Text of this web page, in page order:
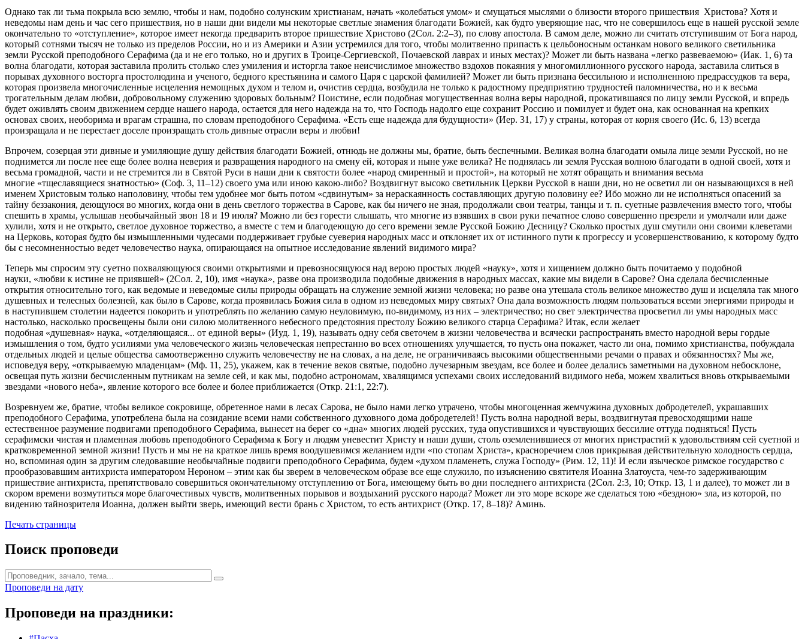
Однако так ли тьма покрыла всю землю, чтобы и нам, подобно солунским христианам, начать «колебаться умом» и смущаться мыслями о близости второго пришествия Христова? Хотя и
неведомы нам день и час сего пришествия, но в наши дни видели мы некоторые светлые знамения благодати Божией, как будто уверяющие нас, что не совершилось еще в нашей русской земле
окончательно то «отступление», которое имеет некогда предварить второе пришествие Христово (2Сол. 2:2–3), по слову апостола. В самом деле, можно ли считать отступившим от Бога народ,
который сотнями тысяч не только из пределов России, но и из Америки и Азии устремился для того, чтобы молитвенно припасть к цельбоносным останкам нового великого светильника
земли Русской преподобного Серафима (да и не его только, но и других в Троице-Сергиевской, Почаевской лаврах и иных местах)? Может ли быть названа «легко развеваемою» (Иак. 1, 6) та
волна благодати, которая заставила пролить столько слез умиления и исторгла такое неисчислимое множество вздохов покаяния у многомиллионного русского народа, заставила слиться в
порывах духовного восторга простолюдина и ученого, бедного крестьянина и самого Царя с царской фамилией? Может ли быть признана бессильною и исполненною предрассудков та вера,
которая произвела многочисленные исцеления немощных духом и телом и, очистив сердца, возбудила не только к радостному предприятию трудностей паломничества, но и к весьма
трогательным делам любви, добровольному служению здоровых больным? Поистине, если подобная могущественная волна веры народной, прокатившаяся по лицу земли Русской, и впредь
будет оживлять своим движением сердце нашего народа, остается для него надежда на то, что Господь надолго еще сохранит Россию и помилует и будет она, как основанная на крепких
основах своих, необорима и врагам страшна, по словам преподобного Серафима. «Есть еще надежда для будущности» (Иер. 31, 17) у страны, которая от корня своего (Ис. 6, 13) всегда
произращала и не перестает доселе произращать столь дивные отрасли веры и любви!
Впрочем, созерцая эти дивные и умиляющие душу действия благодати Божией, отнюдь не должны мы, братие, быть беспечными. Великая волна благодати омыла лице земли Русской, но не
поднимется ли после нее еще более волна неверия и развращения народного на смену ей, которая и ныне уже велика? Не поднялась ли земля Русская волною благодати в одной своей, хотя и
весьма громадной, части и не стремится ли в Святой Руси в наши дни к святости более «народ смиренный и простой», на который не хотят обращать и внимания весьма
многие «тщеславящиеся знатностью» (Соф. 3, 11–12) своего ума или иною какою-либо? Воздвигнут высоко светильник Церкви Русской в наши дни, но не осветил ли он называющихся в ней
именем Христовым только наполовину, чтобы тем удобнее мог быть потом «сдвинутым» за нераскаянность составляющих другую половину ее? Ибо можно ли не исполняться опасений за
тайну беззакония, деющуюся во многих, когда они в день светлого торжества в Сарове, как бы ничего не зная, продолжали свои театры, танцы и т. п. суетные развлечения вместо того, чтобы
спешить в храмы, услышав необычайный звон 18 и 19 июля? Можно ли без горести слышать, что многие из взявших в свои руки печатное слово совершенно презрели и умолчали или даже
хулили, хотя и не открыто, светлое духовное торжество, а вместе с тем и благодеющую до сего времени земле Русской Божию Десницу? Сколько простых душ смутили они своими клеветами
на Церковь, которая будто бы измышленными чудесами поддерживает грубые суеверия народных масс и отклоняет их от истинного пути к прогрессу и усовершенствованию, к которому будто
бы с несомненностью ведет человечество наука, опирающаяся на опытное исследование явлений видимого мира?
Теперь мы спросим эту суетно похваляющуюся своими открытиями и превозносящуюся над верою простых людей «науку», хотя и хищением должно быть почитаемо у подобной
науки, «любви к истине не приявшей» (2Сол. 2, 10), имя «наука», разве она производила подобные движения в народных массах, какие мы видели в Сарове? Она сделала бесчисленные
открытия относительно того, как ведомые и неведомые силы природы обращать на служение земной жизни человека; но разве она утешала столь великое множество душ и исцеляла так много
душевных и телесных болезней, как было в Сарове, когда проявилась Божия сила в одном из неведомых миру святых? Она дала возможность людям пользоваться всеми энергиями природы и
в наступившем столетии надеется покорить и употреблять по желанию самую неуловимую, по-видимому, из них – электричество; но свет электричества просветил ли умы народных масс
настолько, насколько просвещены были они силою молитвенного небесного предстояния престолу Божию великого старца Серафима? Итак, если желает
подобная «душевная» наука, «отделяющаяся... от единой веры» (Иуд. 1, 19), называть одну себя светочем в жизни человечества и всячески распространять вместо народной веры гордые
измышления о том, будто усилиями ума человеческого жизнь человеческая непрестанно во всех отношениях улучшается, то пусть она покажет, часто ли она, помимо христианства, побуждала
отдельных людей и целые общества самоотверженно служить человечеству не на словах, а на деле, не ограничиваясь высокими общественными речами о правах и обязанностях? Мы же,
исповедуя веру, «открываемую младенцам» (Мф. 11, 25), укажем, как в течение веков святые, подобно лучезарным звездам, все более и более делались заметными на духовном небосклоне,
освещая путь жизни бесчисленным путникам на земле сей, и как мы, подобно астрономам, хвалящимся успехами своих исследований видимого неба, можем хвалиться вновь открываемыми
звездами «нового неба», явление которого все более и более приближается (Откр. 21:1, 22:7).
Возревнуем же, братие, чтобы великое сокровище, обретенное нами в лесах Сарова, не было нами легко утрачено, чтобы многоценная жемчужина духовных добродетелей, украшавших
преподобного Серафима, употреблена была на созидание всеми нами собственного духовного дома добродетелей! Пусть волна народной веры, воздвигнутая превосходящими наше
естественное разумение подвигами преподобного Серафима, вынесет на берег со «дна» многих людей русских, туда опустившихся и чувствующих бессилие оттуда подняться! Пусть
серафимски чистая и пламенная любовь преподобного Серафима к Богу и людям уневестит Христу и наши души, столь оземленившиеся от многих пристрастий к удовольствиям сей суетной и
кратковременной земной жизни! Пусть и мы не на краткое лишь время воодушевимся желанием идти «по стопам Христа», красноречием слов прикрывая действительную холодность сердца,
но, вспоминая один за другим следовавшие необычайные подвиги преподобного Серафима, будем «духом пламенеть, служа Господу» (Рим. 12, 11)! И если языческое римское государство с
прообразовавшим антихриста императором Нероном – этим как бы зверем в человеческом образе все еще служило, по изъяснению святителя Иоанна Златоуста, чем-то задерживающим
пришествие антихриста, препятствовало совершиться окончательному отступлению от Бога, имеющему быть во дни последнего антихриста (2Сол. 2:3, 10; Откр. 13, 1 и далее), то может ли в
скором времени возмутиться море благочестивых чувств, молитвенных порывов и воздыханий русского народа? Может ли это море вскоре же сделаться тою «бездною» зла, из которой, по
видению тайнозрителя Иоанна, должен выйти зверь, имеющий вести брань с Христом, то есть антихрист (Откр. 17, 8–18)? Аминь.
Печать страницы
Поиск проповеди
Проповеди на дату
Проповеди на праздники: